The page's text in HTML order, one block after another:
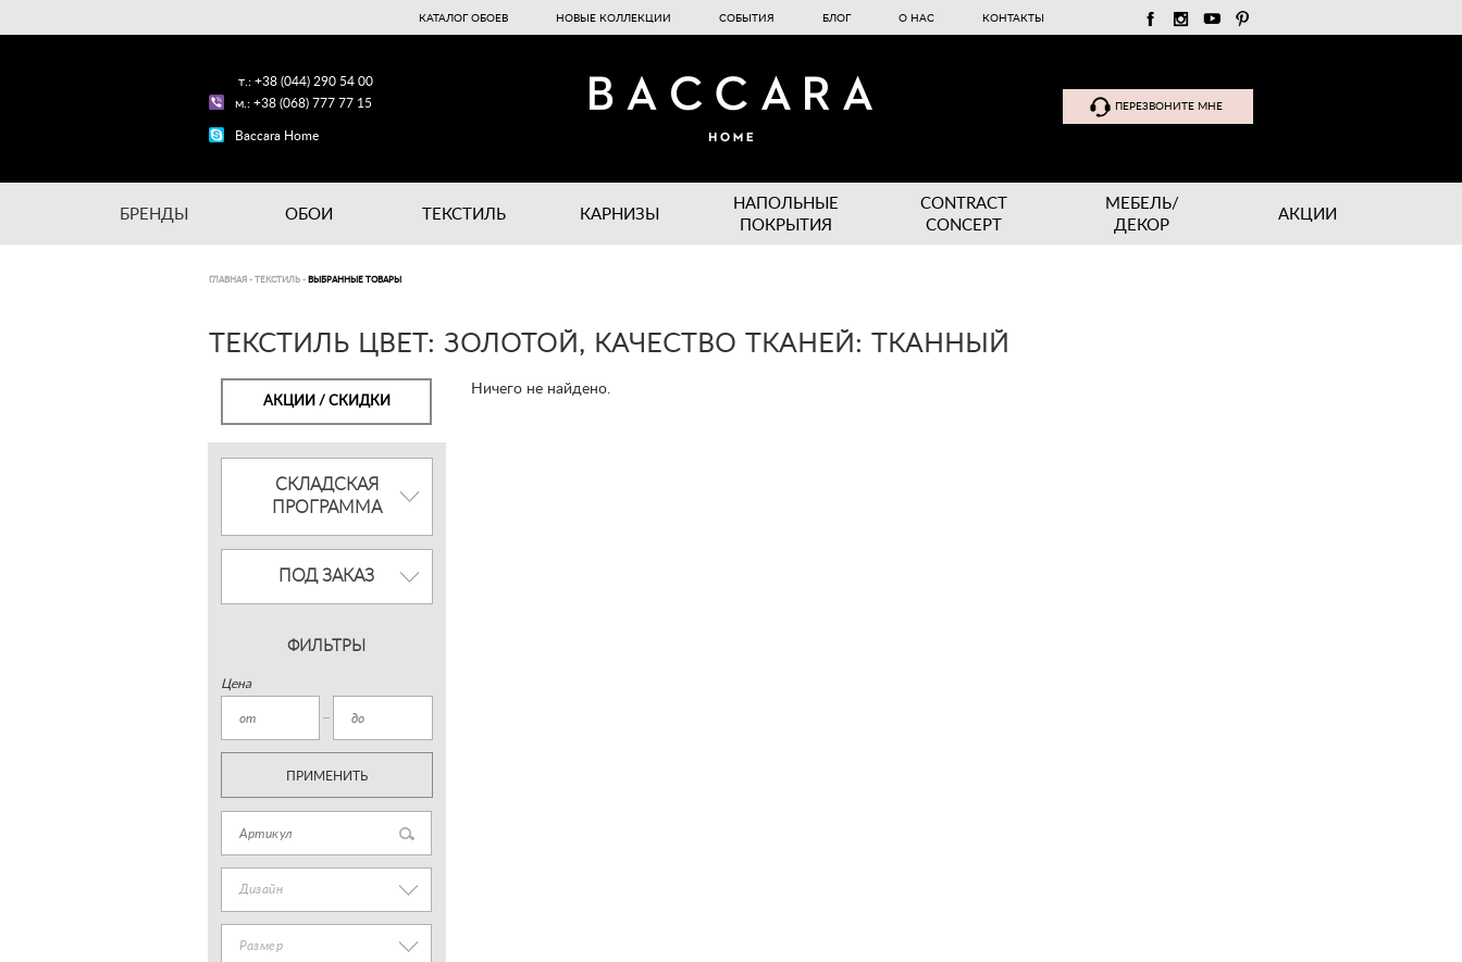
КАТАЛОГ ОБОЕВ НОВЫЕ КОЛЛЕКЦИИ СОБЫТИЯ БЛОГ О НАС КОНТАКТЫ
т.: +38 (044) 290 54 00
м.: +38 (068) 777 77 15
Baccara Home
ПЕРЕЗВОНИТЕ МНЕ
БРЕНДЫ ОБОИ ТЕКСТИЛЬ КАРНИЗЫ
НАПОЛЬНЫЕ
ПОКРЫТИЯ
CONTRACT
CONCEPT
МЕБЕЛЬ/
ДЕКОР
АКЦИИ
ГЛАВНАЯ - ТЕКСТИЛЬ - ВЫБРАННЫЕ ТОВАРЫ
ТЕКСТИЛЬ ЦВЕТ: ЗОЛОТОЙ, КАЧЕСТВО ТКАНЕЙ: ТКАННЫЙ
АКЦИИ / СКИДКИ
СКЛАДСКАЯ
ПРОГРАММА
ПОД ЗАКАЗ
ФИЛЬТРЫ
Цена
ПРИМЕНИТЬ
Дизайн
Размер
Ничего не найдено.